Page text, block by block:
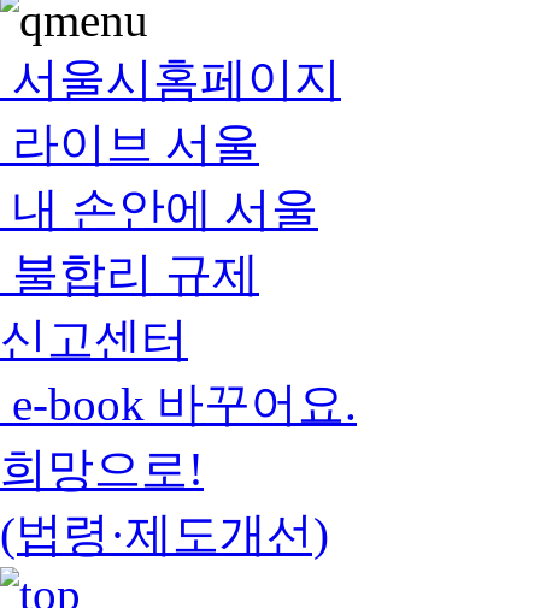
서울시홈페이지
라이브 서울
내 손안에 서울
불합리 규제
신고센터
e-book 바꾸어요.
희망으로!
(법령·제도개선)